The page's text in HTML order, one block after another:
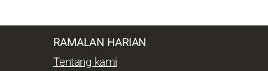
RAMALAN HARIAN
Tentang kami